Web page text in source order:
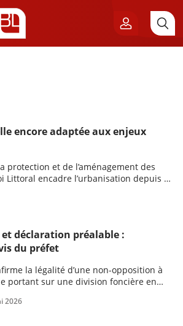
encore adaptée aux enjeux
protection et de l’aménagement des
Littoral encadre l’urbanisation depuis 40
déclaration préalable :
du préfet
la légalité d’une non-opposition à
portant sur une division foncière en
2026